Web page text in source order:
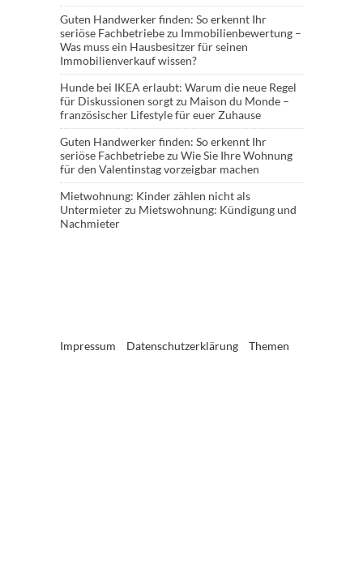
Guten Handwerker finden: So erkennt Ihr
seriöse Fachbetriebezu Immobilienbewertung –
Was muss ein Hausbesitzer für seinen
Immobilienverkauf wissen?
Hunde bei IKEA erlaubt: Warum die neue Regel
für Diskussionen sorgtzu Maison du Monde –
französischer Lifestyle für euer Zuhause
Guten Handwerker finden: So erkennt Ihr
seriöse Fachbetriebezu Wie Sie Ihre Wohnung
für den Valentinstag vorzeigbar machen
Mietwohnung: Kinder zählen nicht als
Untermieterzu Mietswohnung: Kündigung und
Nachmieter
Impressum Datenschutzerklärung Themen